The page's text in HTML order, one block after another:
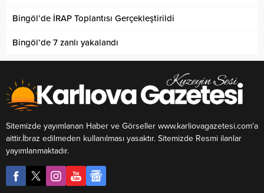
Bingöl’de İRAP Toplantısı Gerçekleştirildi
Bingöl’de 7 zanlı yakalandı
Sitemizde yayımlanan Haber ve Görseller www.karliovagazetesi.com'a
aittir.İbraz edilmeden kullanılması yasaktır. Sitemizde Resmi ilanlar
yayımlanmaktadır.